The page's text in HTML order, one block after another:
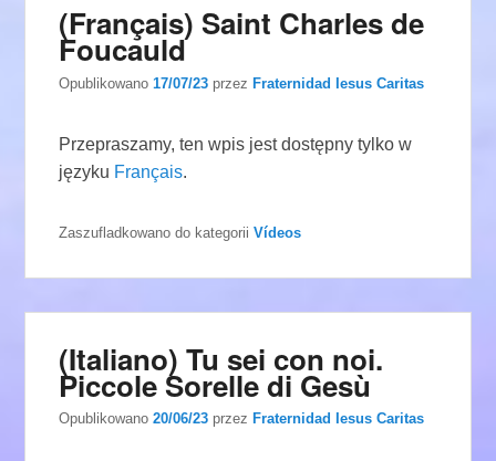
(Français) Saint Charles de
Foucauld
Opublikowano17/07/23 przezFraternidad Iesus Caritas
Przepraszamy, ten wpis jest dostępny tylko w
języku Français.
Zaszufladkowano do kategorii Vídeos
(Italiano) Tu sei con noi.
Piccole Sorelle di Gesù
Opublikowano20/06/23 przez Fraternidad Iesus Caritas